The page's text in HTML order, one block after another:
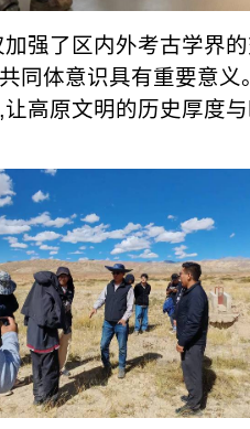
强了区内外考古学界
同体意识具有重要意
高原文明的历史厚度